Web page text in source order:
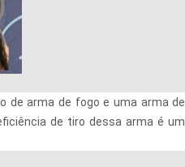
de arma de fogo e uma arma de
de tiro dessa arma é um